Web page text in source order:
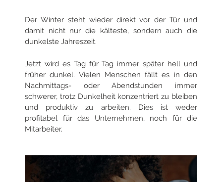
Der Winter steht wieder direkt vor der Tür und
damit nicht nur die kälteste, sondern auch die
dunkelste Jahreszeit.
Jetzt wird es Tag für Tag immer später hell und
früher dunkel. Vielen Menschen fällt es in den
Nachmittags- oder Abendstunden immer
schwerer, trotz Dunkelheit konzentriert zu bleiben
und produktiv zu arbeiten. Dies ist weder
profitabel für das Unternehmen, noch für die
Mitarbeiter.